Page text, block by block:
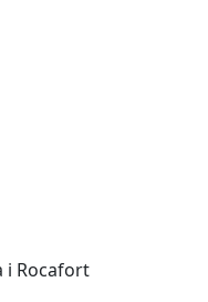
i Rocafort